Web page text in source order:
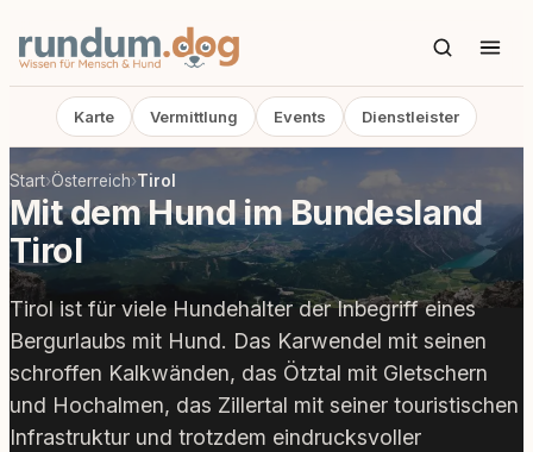
Karte Vermittlung Events Dienstleister
Start›Österreich›Tirol
Mit dem Hund im Bundesland
Tirol
Tirol ist für viele Hundehalter der Inbegriff eines
Bergurlaubs mit Hund. Das Karwendel mit seinen
schroffen Kalkwänden, das Ötztal mit Gletschern
und Hochalmen, das Zillertal mit seiner touristischen
Infrastruktur und trotzdem eindrucksvoller